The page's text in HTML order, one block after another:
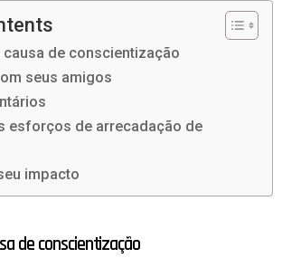
causa de conscientização
seus amigos
esforços de arrecadação de
impacto
de conscientização